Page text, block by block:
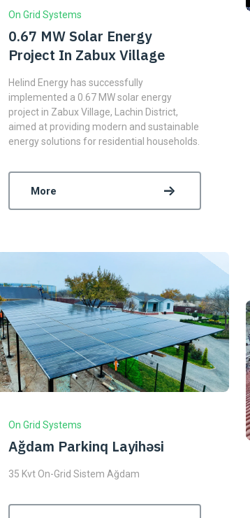
On Grid Systems
0.67 MW Solar Energy
Project In Zabux Village
Helind Energy has successfully
implemented a 0.67 MW solar energy
project in Zabux Village, Lachin District,
aimed at providing modern and sustainable
energy solutions for residential households.
More
On Grid Systems
Ağdam Parkinq Layihəsi
35 Kvt On-Grid Sistem Ağdam